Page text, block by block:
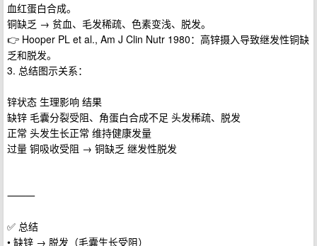
血红蛋白合成。
铜缺乏 → 贫血、毛发稀疏、色素变浅、脱发。
👉 Hooper PL et al., Am J Clin Nutr 1980：高锌摄入导致继发性铜缺
乏和脱发。
3. 总结图示关系：
锌状态 生理影响 结果
缺锌 毛囊分裂受阻、角蛋白合成不足 头发稀疏、脱发
正常 头发生长正常 维持健康发量
过量 铜吸收受阻 → 铜缺乏 继发性脱发
⸻
✅ 总结
• 缺锌 → 脱发（毛囊生长受阻）